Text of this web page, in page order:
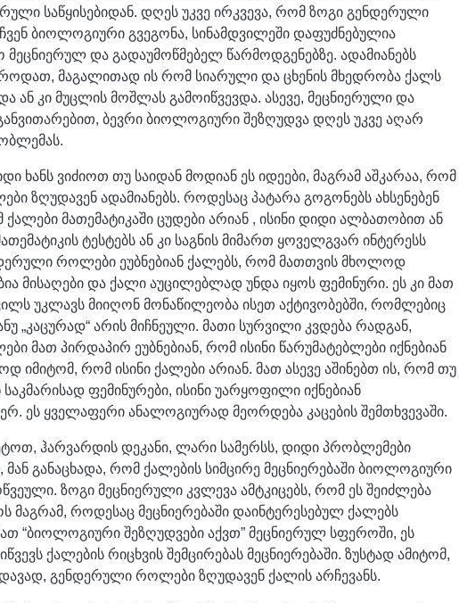
საწყისებიდან. დღეს უკვე ირკვევა, რომ ზოგი გენდერული
ჩვენ ბიოლოგიური გვეგონა, სინამდვილეში დაფუძნებულია
და გადაუმოწმებელ წარმოდგენებზე. ადამიანებს
მაგალითად ის რომ სიარული და ცხენის მხედრობა ქალს
ან კი მუცლის მოშლას გამოიწვევდა. ასევე, მეცნიერული და
ბევრი ბიოლოგიური შეზღუდვა დღეს უკვე აღარ
ხანს ვიძიოთ თუ საიდან მოდიან ეს იდეები, მაგრამ აშკარაა, რომ
ზღუდავენ ადამიანებს. როდესაც პატარა გოგონებს ახსენებენ
მათემატიკაში ცუდები არიან , ისინი დიდი ალბათობით ან
ტესტებს ან კი საგნის მიმართ ყოველგვარ ინტერესს
როლები ეუბნებიან ქალებს, რომ მათთვის მხოლოდ
მისაღები და ქალი აუცილებლად უნდა იყოს ფემინური. ეს კი მათ
უკლავს მიიღონ მონაწილეობა ისეთ აქტივობებში, რომლებიც
„კაცურად“ არის მიჩნეული. მათი სურვილი კვდება რადგან,
მათ პირდაპირ ეუბნებიან, რომ ისინი წარუმატებლები იქნებიან
იმიტომ, რომ ისინი ქალები არიან. მათ ასევე აშინებთ ის, რომ თუ
საკმარისად ფემინურები, ისინი უარყოფილი იქნებიან
ეს ყველაფერი ანალოგიურად მეორდება კაცების შემთხვევაში.
ჰარვარდის დეკანი, ლარი სამერსს, დიდი პრობლემები
მან განაცხადა, რომ ქალების სიმცირე მეცნიერებაში ბიოლოგიური
ზოგი მეცნიერული კვლევა ამტკიცებს, რომ ეს შეიძლება
მაგრამ, როდესაც მეცნიერებაში დაინტერესებულ ქალებს
“ბიოლოგიური შეზღუდვები აქვთ” მეცნიერულ სფეროში, ეს
ქალების რიცხვის შემცირებას მეცნიერებაში. ზუსტად ამიტომ,
გენდერული როლები ზღუდავენ ქალის არჩევანს.